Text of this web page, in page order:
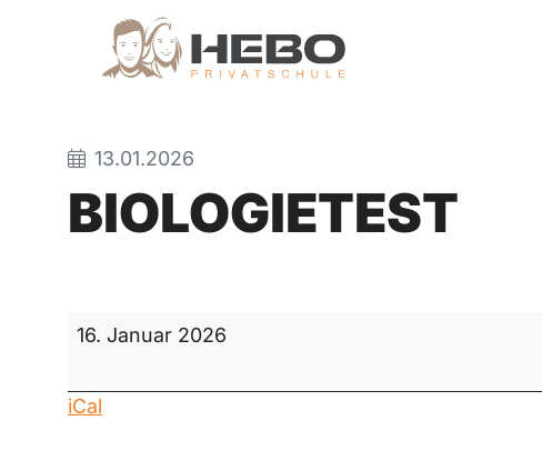
13.01.2026
BIOLOGIETEST
Biologietest
16. Januar 2026
iCal